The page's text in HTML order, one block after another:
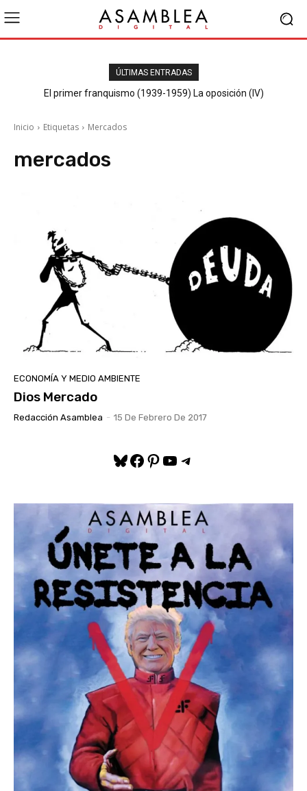
ÚLTIMAS ENTRADAS
El primer franquismo (1939-1959) La oposición (IV)
Inicio Etiquetas Mercados
mercados
ECONOMÍA Y MEDIO AMBIENTE
Dios Mercado
Redacción Asamblea - 15 De Febrero De 2017
Bluesky
Facebook
Pinterest
YouTube
Telegram